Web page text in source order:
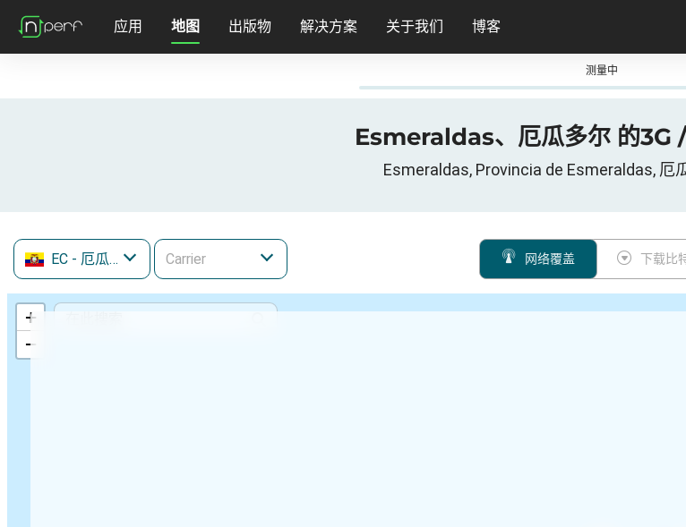
应用 地图 出版物 解决方案 关于我们 博客
测量中
Esmeraldas、厄瓜多尔 的3G
Esmeraldas, Provincia de Esmeraldas, 厄
EC - 厄瓜多尔 网络覆盖 下载比
+
−